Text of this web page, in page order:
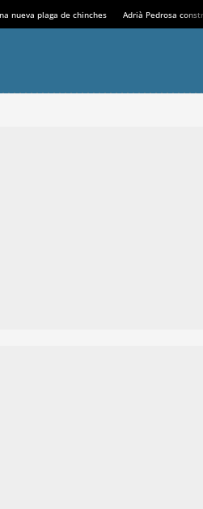
nueva plaga de chinches Adrià Pedrosa